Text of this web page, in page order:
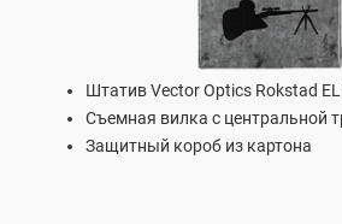
Штатив Vector Optics Rokstad
Съемная вилка с центральной
Защитный короб из картона